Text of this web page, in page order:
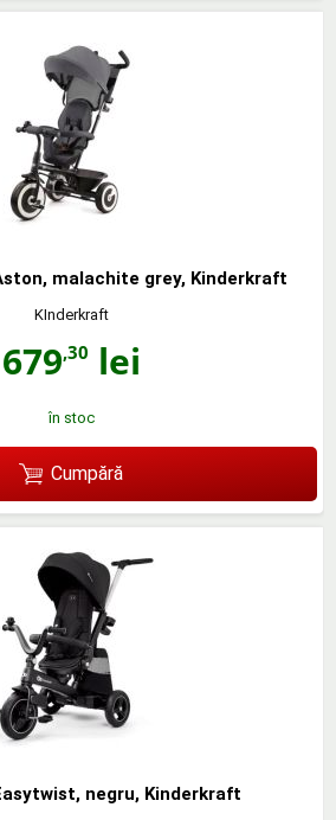
malachite grey, Kinderkraft
KInderkraft
679,30 lei
în stoc
Cumpără
negru, Kinderkraft